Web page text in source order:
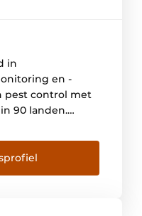
in
en -
pest control met
90 landen.
die
en de